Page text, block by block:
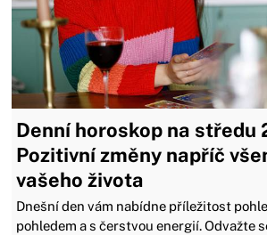
Denní horoskop na středu
Pozitivní změny napříč
vašeho života
Dnešní den vám nabídne příležitost
pohledem a s čerstvou energií. Odvažte